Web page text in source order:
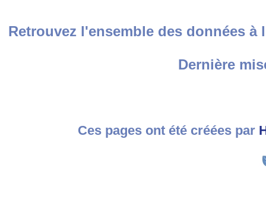
Retrouvez l'ensemble des données
Dernière
Ces pages ont été créées par